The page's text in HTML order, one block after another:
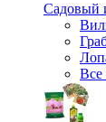
Садовый
Все